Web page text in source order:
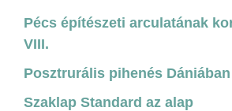
Pécs építészeti arculatának
VIII.
Posztrurális pihenés Dániában
Szaklap Standard az alap